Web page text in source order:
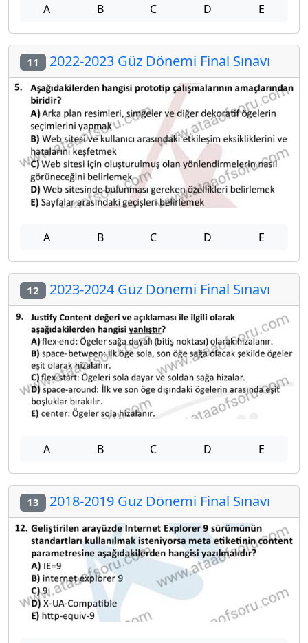
A B C D E
11 2022-2023 Güz Dönemi Final Sınavı
A B C D E
12 2023-2024 Güz Dönemi Final Sınavı
A B C D E
13 2018-2019 Güz Dönemi Final Sınavı